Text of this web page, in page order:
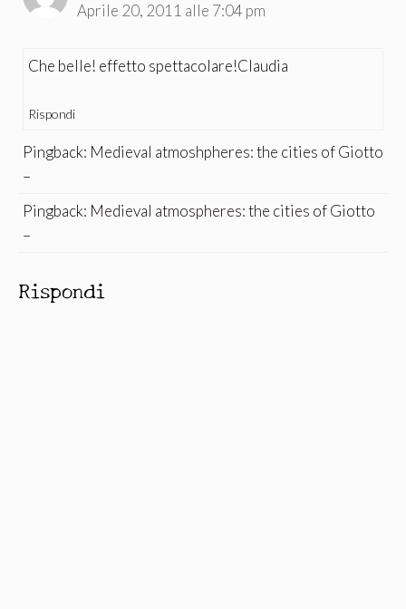
Aprile 20, 2011 alle 7:04 pm
Che belle! effetto spettacolare!Claudia
Rispondi
Pingback: Medieval atmoshpheres: the cities of Giotto
–
Pingback: Medieval atmospheres: the cities of Giotto
–
Rispondi